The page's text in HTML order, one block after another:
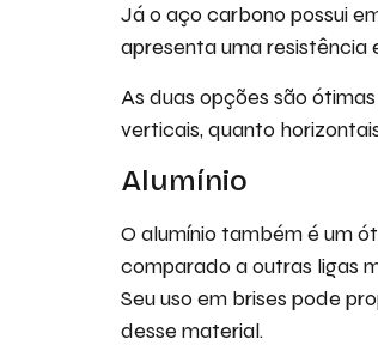
Já o aço carbono possui
apresenta uma
As duas opções são
verticais, quanto
Alumínio
O alumínio também é um
comparado a outras ligas
Seu uso em brises pode
desse material.